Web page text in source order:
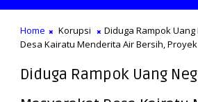
Home Korupsi
Diduga Rampok
Desa Kairatu Menderita Air Bersih,
Diduga Rampok Uang